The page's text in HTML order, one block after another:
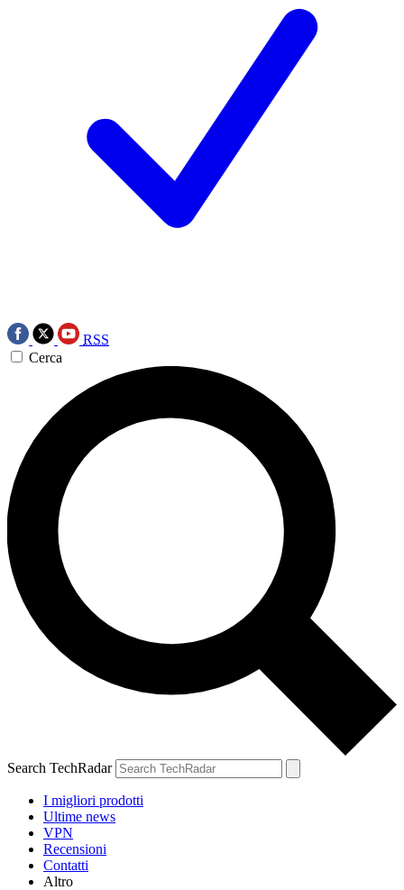
RSS
Cerca
Search TechRadar
I migliori prodotti
Ultime news
VPN
Recensioni
Contatti
Altro